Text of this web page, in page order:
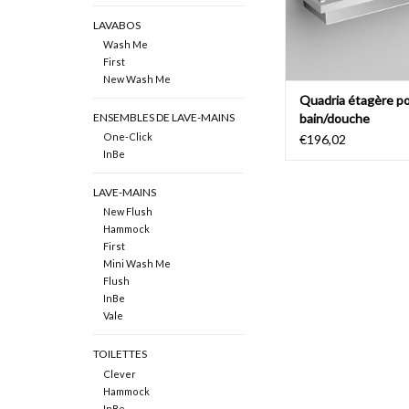
LAVABOS
Wash Me
First
New Wash Me
ENSEMBLES DE LAVE-MAINS
One-Click
InBe
LAVE-MAINS
New Flush
Hammock
First
Mini Wash Me
Flush
InBe
Vale
TOILETTES
Clever
Hammock
Quadria étagère
bain/douche
€196,02